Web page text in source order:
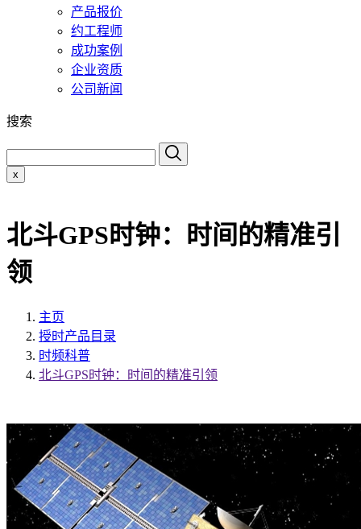
产品报价
约工程师
成功案例
企业资质
公司新闻
搜索
x
北斗GPS时钟：时间的精准引
领
主页
授时产品目录
时频科普
北斗GPS时钟：时间的精准引领